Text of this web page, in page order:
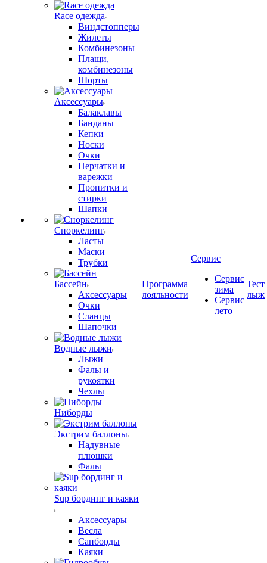
Race одежда
Виндстопперы
Жилеты
Комбинезоны
Плащи,
комбинезоны
Шорты
Аксессуары
Балаклавы
Банданы
Кепки
Носки
Очки
Перчатки и
варежки
Пропитки и
стирки
Шапки
Сноркелинг
Ласты
Маски
Трубки
Бассейн
Аксессуары
Очки
Сланцы
Шапочки
Водные лыжи
Лыжи
Фалы и
рукоятки
Чехлы
Ниборды
Экстрим баллоны
Надувные
плюшки
Фалы
Sup бординг и каяки
Аксессуары
Весла
Сапборды
Каяки
Программа
лояльности
Сервис
Сервис
зима
Сервис
лето
Тест
лыж